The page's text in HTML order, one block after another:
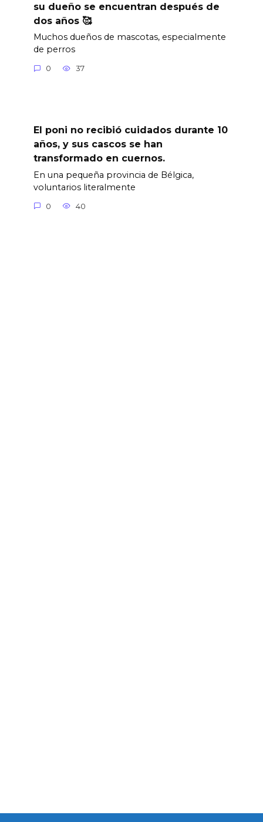
su dueño se encuentran después de
dos años 🥰
Muchos dueños de mascotas, especialmente
de perros
0 37
El poni no recibió cuidados durante 10
años, y sus cascos se han
transformado en cuernos.
En una pequeña provincia de Bélgica,
voluntarios literalmente
0 40